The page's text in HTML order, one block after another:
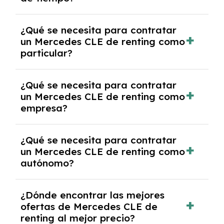
económica.
pero puede haber penalizaciones por
cancelación anticipada. Es importante revisar
las condiciones del contrato y hablar con un
experto que te asesore.
¿Qué se necesita para contratar
un Mercedes CLE de renting como
particular?
y, en algunos casos, una consulta de solvencia
crediticia y un pago inicial.
¿Qué se necesita para contratar
un Mercedes CLE de renting como
empresa?
documentación financiera y, en algunos
casos, un informe de solvencia de la empresa
y un pago inicial.
¿Qué se necesita para contratar
un Mercedes CLE de renting como
autónomo?
autónomos, justificante de ingresos y, en
algunos casos, un informe fiscal y un pago
inicial.
¿Dónde encontrar las mejores
ofertas de Mercedes CLE de
renting al mejor precio?